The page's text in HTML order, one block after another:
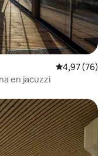
Gemiddelde
4,97 (76)
en jacuzzi